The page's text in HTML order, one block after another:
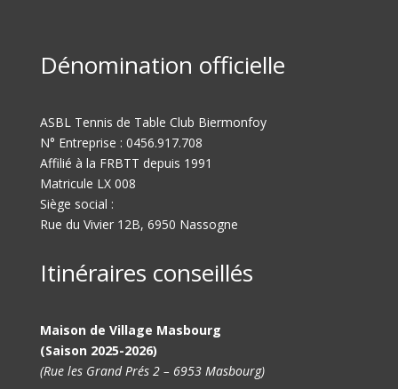
Dénomination officielle
ASBL Tennis de Table Club Biermonfoy
N° Entreprise : 0456.917.708
Affilié à la FRBTT depuis 1991
Matricule LX 008
Siège social :
Rue du Vivier 12B, 6950 Nassogne
Itinéraires conseillés
Maison de Village Masbourg
(Saison 2025-2026)
(Rue les Grand Prés 2 – 6953 Masbourg)